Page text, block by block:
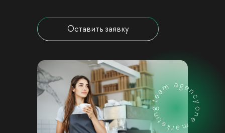
Оставить заявку